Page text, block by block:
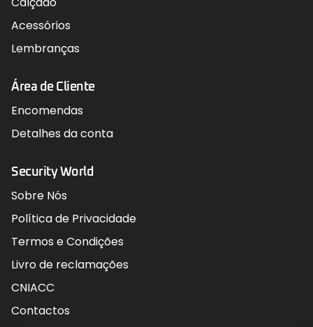
Acessórios
Lembranças
Área de Cliente
Encomendas
Detalhes da conta
Security World
Sobre Nós
Política de Privacidade
Termos e Condições
Livro de reclamações
CNIACC
Contactos